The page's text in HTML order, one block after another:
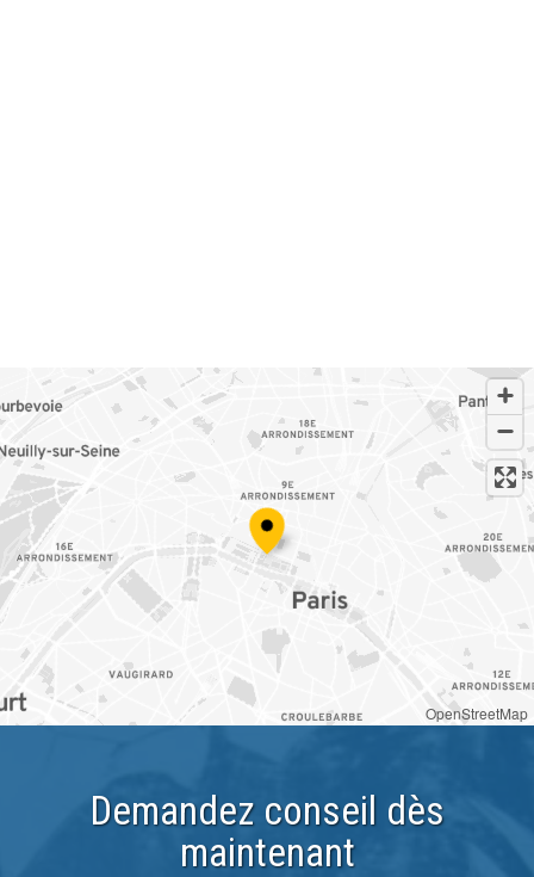
OpenStreetMap
Demandez conseil dès
maintenant